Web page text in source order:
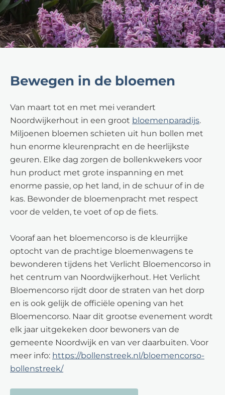
Bewegen in de bloemen
Van maart tot en met mei verandert
Noordwijkerhout in een groot bloemenparadijs.
Miljoenen bloemen schieten uit hun bollen met
hun enorme kleurenpracht en de heerlijkste
geuren. Elke dag zorgen de bollenkwekers voor
hun product met grote inspanning en met
enorme passie, op het land, in de schuur of in de
kas. Bewonder de bloemenpracht met respect
voor de velden, te voet of op de fiets.
Vooraf aan het bloemencorso is de kleurrijke
optocht van de prachtige bloemenwagens te
bewonderen tijdens het Verlicht Bloemencorso in
het centrum van Noordwijkerhout. Het Verlicht
Bloemencorso rijdt door de straten van het dorp
en is ook gelijk de officiële opening van het
Bloemencorso. Naar dit grootse evenement wordt
elk jaar uitgekeken door bewoners van de
gemeente Noordwijk en van ver daarbuiten. Voor
meer info: https://bollenstreek.nl/bloemencorso-
bollenstreek/